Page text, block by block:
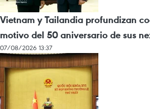
Vietnam y Tailandia profundizan
motivo del 50 aniversario de sus
07/08/2026 13:37